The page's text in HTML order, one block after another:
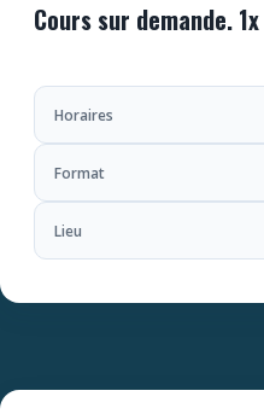
Cours sur demande.
Horaires
Format
Lieu